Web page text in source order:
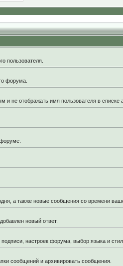
пользователя.
форума.
не отображать имя пользователя в списке
а также новые сообщения со времени
новый ответ.
настроек форума, выбор языка и
сообщений и архивировать сообщения.